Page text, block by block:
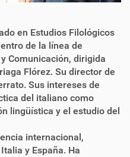
en Estudios Filológicos
de la línea de
Comunicación, dirigida
Flórez. Su director de
Sus intereses de
del italiano como
lingüística y el estudio del
internacional,
y España. Ha